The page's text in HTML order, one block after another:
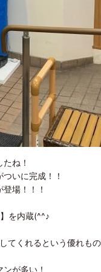
ね！
いに完成！！
場！！！
を内蔵(^^♪
てくれるという優れも
が多い！